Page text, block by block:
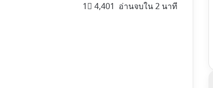
1 4,401 อ่านจบใน 2 นาที